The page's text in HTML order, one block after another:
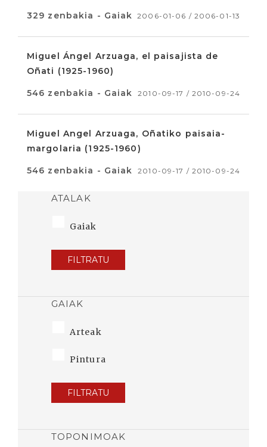
329 zenbakia - Gaiak 2006-01-06 / 2006-01-13
Miguel Ángel Arzuaga, el paisajista de
Oñati (1925-1960)
546 zenbakia - Gaiak 2010-09-17 / 2010-09-24
Miguel Angel Arzuaga, Oñatiko paisaia-
margolaria (1925-1960)
546 zenbakia - Gaiak 2010-09-17 / 2010-09-24
ATALAK
Gaiak
FILTRATU
GAIAK
Arteak
Pintura
FILTRATU
TOPONIMOAK